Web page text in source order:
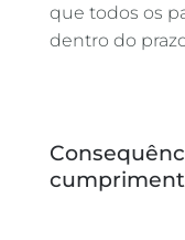
que todos os
dentro do